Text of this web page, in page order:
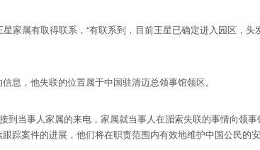
属有取得联系，“有联系到，目前王星已确定进入园区，
，他失联的位置属于中国驻清迈总领事馆领区。
当事人家属的来电，家属就当事人在湄索失联的事情向领
案件的进展，他们将在职责范围内有效地维护中国公民的安